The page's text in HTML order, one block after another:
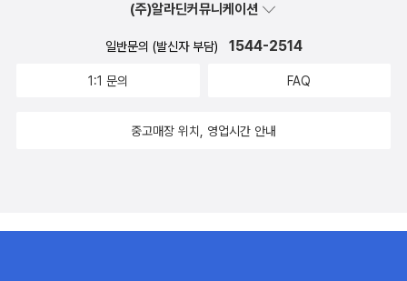
(주)알라딘커뮤니케이션
일반문의 (발신자 부담) 1544-2514
1:1 문의 FAQ
중고매장 위치, 영업시간 안내